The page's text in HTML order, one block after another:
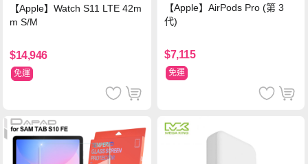
【Apple】Watch S11 LTE 42m
m S/M
$14,946
免運
【Apple】AirPods Pro (第 3
代)
$7,115
免運